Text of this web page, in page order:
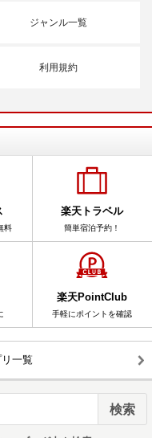
ジャンル一覧
利用規約
料
楽天トラベル
簡単宿泊予約！
楽天PointClub
手軽にポイントを確認
一覧